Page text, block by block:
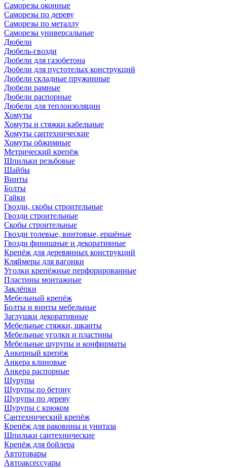
Саморезы оконные
Саморезы по дереву
Саморезы по металлу
Саморезы универсальные
Дюбели
Дюбель-гвозди
Дюбели для газобетона
Дюбели для пустотелых конструкций
Дюбели складные пружинные
Дюбели рамные
Дюбели распорные
Дюбели для теплоизоляции
Хомуты
Хомуты и стяжки кабельные
Хомуты сантехнические
Хомуты обжимные
Метрический крепёж
Шпильки резьбовые
Шайбы
Винты
Болты
Гайки
Гвозди, скобы строительные
Гвозди строительные
Скобы строительные
Гвозди толевые, винтовые, ершёные
Гвозди финишные и декоративные
Крепёж для деревянных конструкций
Кляймеры для вагонки
Уголки крепёжные перфорированные
Пластины монтажные
Заклёпки
Мебельный крепёж
Болты и винты мебельные
Заглушки декоративные
Мебельные стяжки, шканты
Мебельные уголки и пластины
Мебельные шурупы и конфирматы
Анкерный крепёж
Анкера клиновые
Анкера распорные
Шурупы
Шурупы по бетону
Шурупы по дереву
Шурупы с крюком
Сантехнический крепёж
Крепёж для раковины и унитаза
Шпильки сантехнические
Крепёж для бойлера
Автотовары
Автоаксессуары